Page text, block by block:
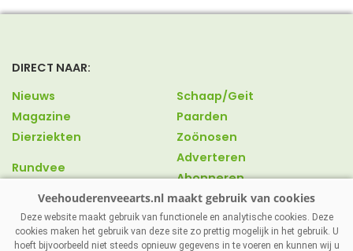
DIRECT NAAR:
Nieuws
Magazine
Dierziekten
Rundvee
Schaap/Geit
Paarden
Zoönosen
Adverteren
Abonneren
Over ons
Contact
Deze website maakt gebruik van functionele en analytische cookies. Deze
cookies maken het gebruik van deze site zo prettig mogelijk in het gebruik. U
hoeft bijvoorbeeld niet steeds opnieuw gegevens in te voeren en kunnen wij u